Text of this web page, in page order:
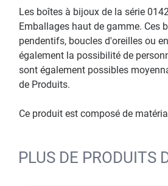
Les boîtes à bijoux de la série
Emballages haut de gamme. Ces
pendentifs, boucles d'oreilles ou
également la possibilité de
sont également possibles
de Produits.
Ce produit est composé de
PLUS DE PRODUITS